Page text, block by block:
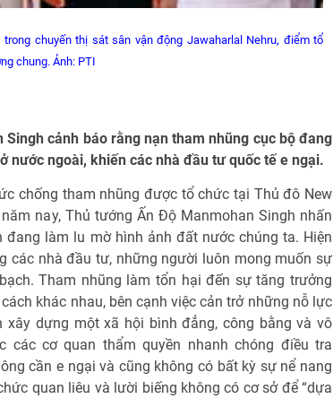
chuyến thị sát sân vận động Jawaharlal Nehru, điểm tổ
chung. Ảnh: PTI
cảnh báo rằng nạn tham nhũng cục bộ đang
nước ngoài, khiến các nhà đầu tư quốc tế e ngại.
chống tham nhũng được tổ chức tại Thủ đô New
nay, Thủ tướng Ấn Độ Manmohan Singh nhấn
đang làm lu mờ hình ảnh đất nước chúng ta. Hiện
các nhà đầu tư, những người luôn mong muốn sự
Tham nhũng làm tổn hại đến sự tăng trưởng
khác nhau, bên cạnh việc cản trở những nỗ lực
xây dựng một xã hội bình đẳng, công bằng và vô
các cơ quan thẩm quyền nhanh chóng điều tra
cần e ngại và cũng không có bất kỳ sự nể nang
quan liêu và lười biếng không có cơ sở để “dựa